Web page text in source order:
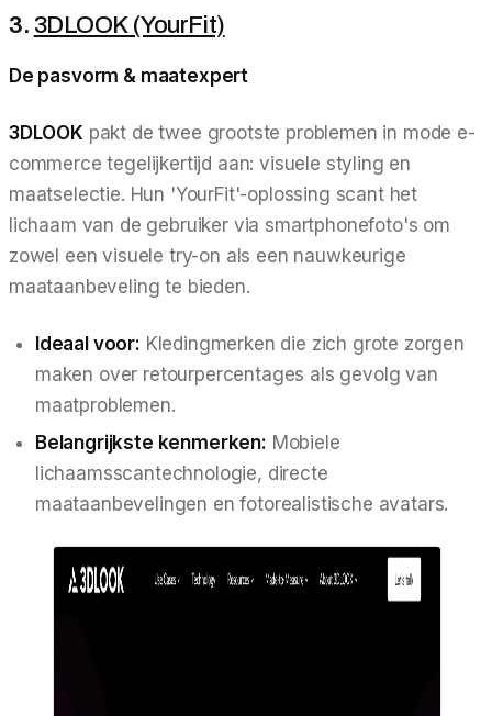
3. 3DLOOK (YourFit)
De pasvorm & maatexpert
3DLOOK pakt de twee grootste problemen in mode e-
commerce tegelijkertijd aan: visuele styling en
maatselectie. Hun 'YourFit'-oplossing scant het
lichaam van de gebruiker via smartphonefoto's om
zowel een visuele try-on als een nauwkeurige
maataanbeveling te bieden.
Ideaal voor: Kledingmerken die zich grote zorgen
maken over retourpercentages als gevolg van
maatproblemen.
Belangrijkste kenmerken: Mobiele
lichaamsscantechnologie, directe
maataanbevelingen en fotorealistische avatars.